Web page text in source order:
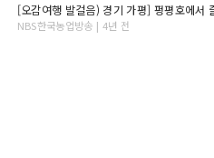
[오감여행 발걸음) 경기 가평] 펑평호에서
NBS한국농업방송 | 4년 전